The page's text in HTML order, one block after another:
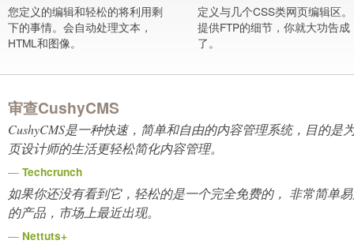
您定义的编辑和轻松的将利用剩
下的事情。会自动处理文本，
HTML和图像。
定义与几个CSS类网页编辑区。
提供FTP的细节，你就大功告成
了。
审查CushyCMS
CushyCMS是一种快速，简单和自由的内容管理系统，目的是
页设计师的生活更轻松简化内容管理。
— Techcrunch
如果你还没有看到它，轻松的是一个完全免费的， 非常简单
的产品，市场上最近出现。
— Nettuts+